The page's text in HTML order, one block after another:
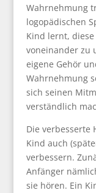
Wahrnehmung
logopädischen
Kind lernt,
voneinander zu
eigene Gehör
Wahrnehmung
sich seinen
verständlich
Die verbesserte
Kind auch
verbessern.
Anfänger
sie hören. Ein